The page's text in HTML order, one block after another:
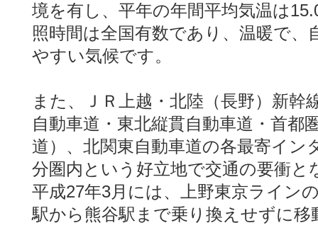
境を有し、平年の年間平均気温は
照時間は全国有数であり、温暖で、
やすい気候です。
また、ＪＲ上越・北陸（長野）新幹
自動車道・東北縦貫自動車道・首都
道）、北関東自動車道の各最寄イン
分圏内という好立地で交通の要衝
平成27年3月には、上野東京ライン
駅から熊谷駅まで乗り換えせずに